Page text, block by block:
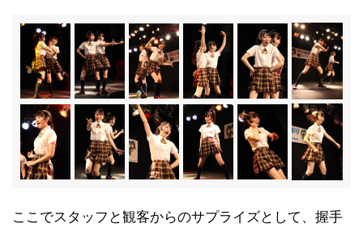
ここでスタッフと観客からのサプライズとして、握手